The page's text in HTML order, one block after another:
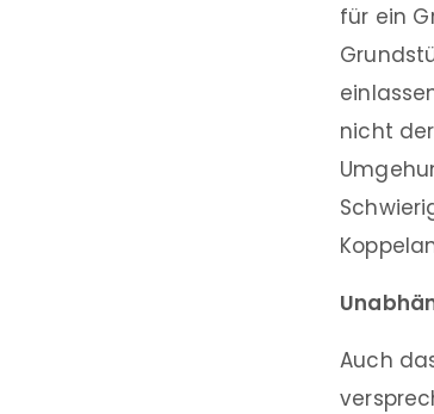
für ein
nicht
Auch